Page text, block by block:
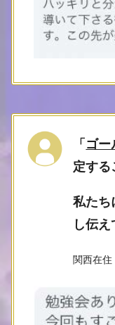
「 ゴー
定する
私たち
し伝
関西在